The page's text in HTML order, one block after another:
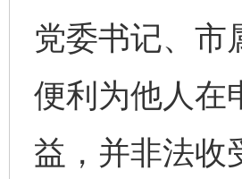
党委书记、市
便利为他人在
益，并非法收